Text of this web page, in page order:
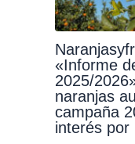
«Informe
2025/
naranjas
campaña
interés por